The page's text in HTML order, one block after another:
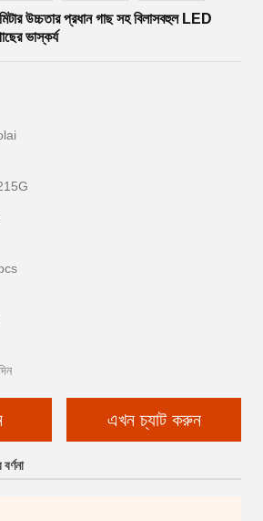
উচ্চতার প্রধান গাছ সহ বিলাসবহুল LED
ভাস্কর্য
এখন চ্যাট করুন